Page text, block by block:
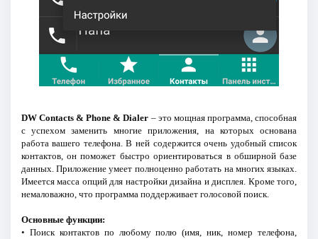
DW Contacts & Phone & Dialer – это мощная программа, способная
с успехом заменить многие приложения, на которых основана
работа вашего телефона. В ней содержится очень удобный список
контактов, он поможет быстро ориентироваться в обширной базе
данных. Приложение умеет полноценно работать на многих языках.
Имеется масса опций для настройки дизайна и дисплея. Кроме того,
немаловажно, что программа поддерживает голосовой поиск.
Основные функции:
• Поиск контактов по любому полю (имя, ник, номер телефона,